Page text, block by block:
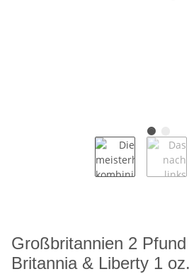
Großbritannien 2
Britannia & Liberty 1